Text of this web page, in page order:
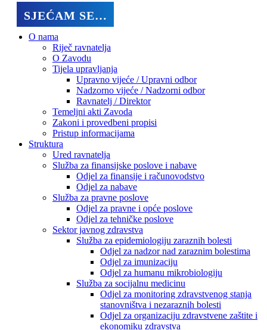
SJEĆAM SE…
O nama
Riječ ravnatelja
O Zavodu
Tijela upravljanja
Upravno vijeće / Upravni odbor
Nadzorno vijeće / Nadzorni odbor
Ravnatelj / Direktor
Temeljni akti Zavoda
Zakoni i provedbeni propisi
Pristup informacijama
Struktura
Ured ravnatelja
Služba za finansijske poslove i nabave
Odjel za finansije i računovodstvo
Odjel za nabave
Služba za pravne poslove
Odjel za pravne i opće poslove
Odjel za tehničke poslove
Sektor javnog zdravstva
Služba za epidemiologiju zaraznih bolesti
Odjel za nadzor nad zaraznim bolestima
Odjel za imunizaciju
Odjel za humanu mikrobiologiju
Služba za socijalnu medicinu
Odjel za monitoring zdravstvenog stanja
stanovništva i nezaraznih bolesti
Odjel za organizaciju zdravstvene zaštite i
ekonomiku zdravstva